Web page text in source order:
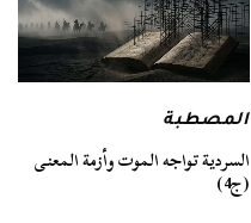
المصطبة
السردية تواجه الموت وأزمة المعنى
(ج4)